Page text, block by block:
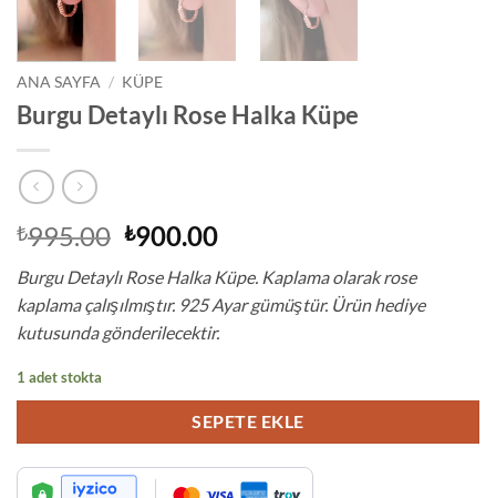
ANA SAYFA / KÜPE
Burgu Detaylı Rose Halka Küpe
₺995.00 Orijinal
₺995.00.
₺900.00Şu
fiyat:
₺900.00.
Burgu Detaylı Rose Halka Küpe. Kaplama olarak rose
kaplama çalışılmıştır. 925 Ayar gümüştür. Ürün hediye
kutusunda gönderilecektir.
1 adet stokta
SEPETE EKLE